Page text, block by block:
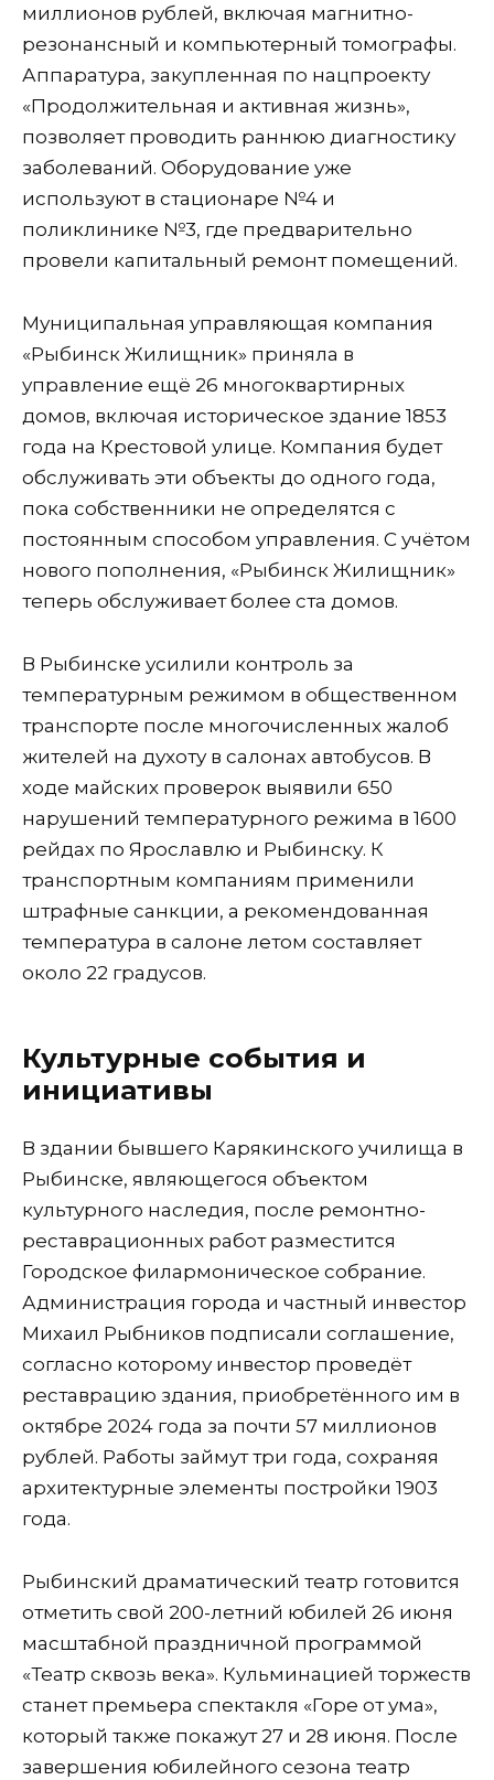
миллионов рублей, включая магнитно-
резонансный и компьютерный томографы.
Аппаратура, закупленная по нацпроекту
«Продолжительная и активная жизнь»,
позволяет проводить раннюю диагностику
заболеваний. Оборудование уже
используют в стационаре №4 и
поликлинике №3, где предварительно
провели капитальный ремонт помещений.
Муниципальная управляющая компания
«Рыбинск Жилищник» приняла в
управление ещё 26 многоквартирных
домов, включая историческое здание 1853
года на Крестовой улице. Компания будет
обслуживать эти объекты до одного года,
пока собственники не определятся с
постоянным способом управления. С учётом
нового пополнения, «Рыбинск Жилищник»
теперь обслуживает более ста домов.
В Рыбинске усилили контроль за
температурным режимом в общественном
транспорте после многочисленных жалоб
жителей на духоту в салонах автобусов. В
ходе майских проверок выявили 650
нарушений температурного режима в 1600
рейдах по Ярославлю и Рыбинску. К
транспортным компаниям применили
штрафные санкции, а рекомендованная
температура в салоне летом составляет
около 22 градусов.
Культурные события и
инициативы
В здании бывшего Карякинского училища в
Рыбинске, являющегося объектом
культурного наследия, после ремонтно-
реставрационных работ разместится
Городское филармоническое собрание.
Администрация города и частный инвестор
Михаил Рыбников подписали соглашение,
согласно которому инвестор проведёт
реставрацию здания, приобретённого им в
октябре 2024 года за почти 57 миллионов
рублей. Работы займут три года, сохраняя
архитектурные элементы постройки 1903
года.
Рыбинский драматический театр готовится
отметить свой 200-летний юбилей 26 июня
масштабной праздничной программой
«Театр сквозь века». Кульминацией торжеств
станет премьера спектакля «Горе от ума»,
который также покажут 27 и 28 июня. После
завершения юбилейного сезона театр